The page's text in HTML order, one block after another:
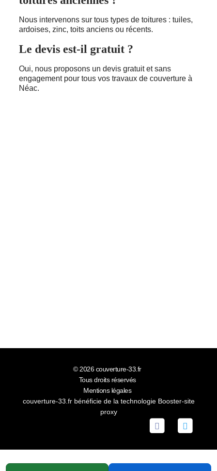
Nous intervenons sur tous types de toitures : tuiles,
ardoises, zinc, toits anciens ou récents.
Le devis est-il gratuit ?
Oui, nous proposons un devis gratuit et sans
engagement pour tous vos travaux de couverture à
Néac.
© 2026couverture-33.fr
Tous droits réservés
Mentions légales
couverture-33.fr bénéficie de la technologie Booster-site
proxy